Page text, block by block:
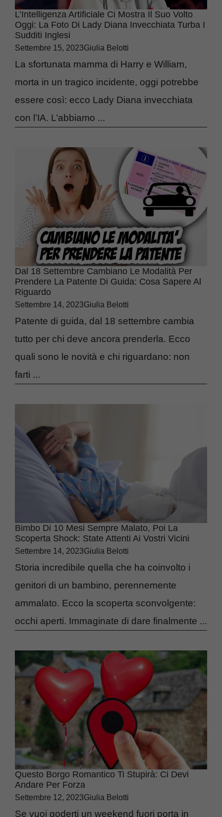
L’Intelligenza Artificiale Ci Mostra Il Suo Volto
Oggi: La Foto Di Lady Diana Invecchiata Turba I
Sudditi Inglesi
Settembre 15, 2023Giulia Belotti
La sfortunata mamma di Harry e William,
morta in un tragico incidente, oggi potrebbe
essere così: ecco Lady Diana invecchiata
con l’IA. L’abbiamo ...
Dal 18 Settembre Cambiano Le Modalità Per
Prendere La Patente Di Guida: Cosa Sapere Al
Riguardo
Settembre 14, 2023Giulia Belotti
Patente di guida, dal 18 settembre cambia
tutto per chi deve ancora prenderla. Ecco
quali sono le novità e chi riguardano: non
farti ...
Bimbo Di 10 Mesi Sempre Malato, Poi La
Scoperta Shock: State Attenti Ai Vostri Vicini
Settembre 14, 2023Giulia Belotti
Storia incredibile quella che ha coinvolto i
genitori di un bambino, perennemente
ammalato. Ecco la scoperta sconvolgente:
occhi aperti. Immaginate di dare finalmente ...
Questo Borgo Romantico Ti Stupirà: Ci Devi
Andare Per Forza
Settembre 12, 2023Giulia Belotti
Se vuoi goderti un weekend fuori porta in